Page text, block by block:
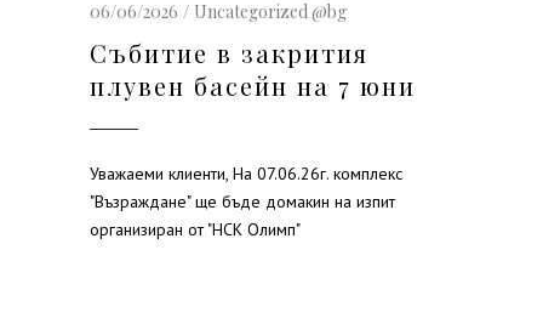
06/06/2026 Uncategorized @bg
Събитие в закрития
плувен басейн на 7 юни
Уважаеми клиенти, На 07.06.26г. комплекс
"Възраждане" ще бъде домакин на изпит
организиран от "НСК Олимп"